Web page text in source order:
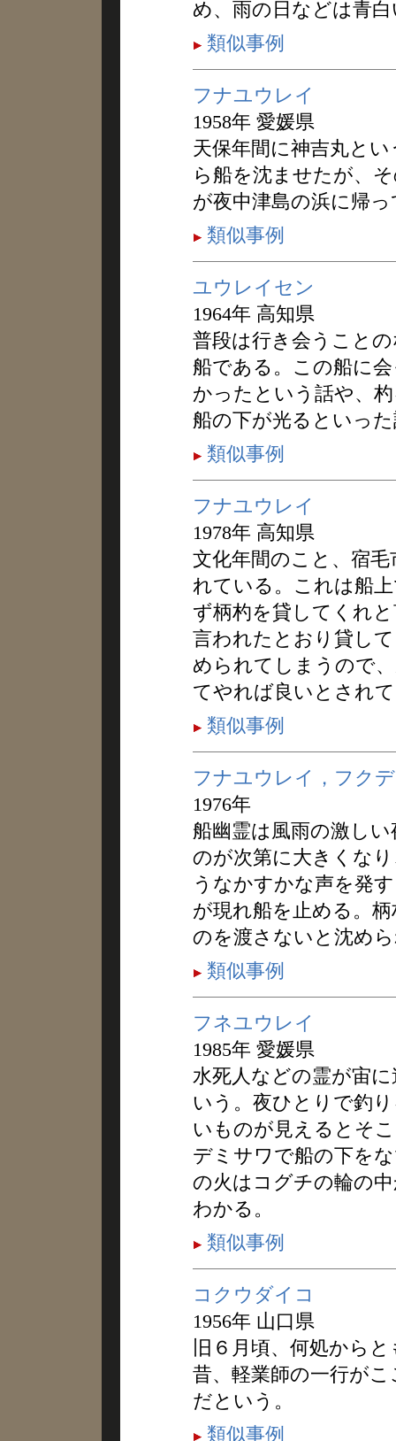
め、雨の日などは青
類似事例
フナユウレイ
1958年 愛媛県
天保年間に神吉丸と
ら船を沈ませたが、
が夜中津島の浜に帰
類似事例
ユウレイセン
1964年 高知県
普段は行き会うこと
船である。この船に
かったという話や、
船の下が光るといっ
類似事例
フナユウレイ
1978年 高知県
文化年間のこと、宿
れている。これは船
ず柄杓を貸してくれ
言われたとおり貸し
められてしまうので
てやれば良いとされ
類似事例
フナユウレイ，フク
1976年
船幽霊は風雨の激し
のが次第に大きくな
うなかすかな声を発
が現れ船を止める。
のを渡さないと沈め
類似事例
フネユウレイ
1985年 愛媛県
水死人などの霊が宙
いう。夜ひとりで釣
いものが見えるとそ
デミサワで船の下を
の火はコグチの輪の
わかる。
類似事例
コクウダイコ
1956年 山口県
旧６月頃、何処から
昔、軽業師の一行が
だという。
類似事例